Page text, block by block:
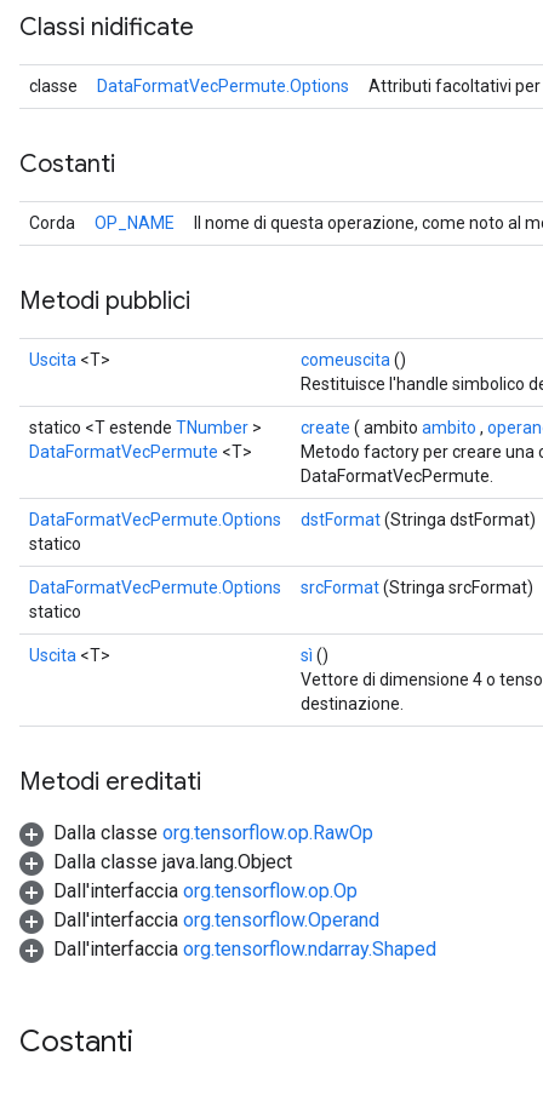
Classi nidificate
classe DataFormatVecPermute.Options Attributi facoltativi per
Costanti
Corda OP_NAME Il nome di questa operazione, come noto al
Metodi pubblici
Uscita <T> comeuscita ()
Restituisce l'handle simbolico
statico <T estende TNumber >
DataFormatVecPermute <T>
create ( ambito ambito ,
Metodo factory per creare una
DataFormatVecPermute.
DataFormatVecPermute.Options
statico
dstFormat(Stringa dstFormat)
DataFormatVecPermute.Options
statico
srcFormat(Stringa srcFormat)
Uscita <T> sì ()
Vettore di dimensione 4 o
destinazione.
Metodi ereditati
Dalla classe org.tensorflow.op.RawOp
Dalla classe java.lang.Object
Dall'interfaccia org.tensorflow.op.Op
Dall'interfaccia org.tensorflow.Operand
Dall'interfaccia org.tensorflow.ndarray.Shaped
Costanti